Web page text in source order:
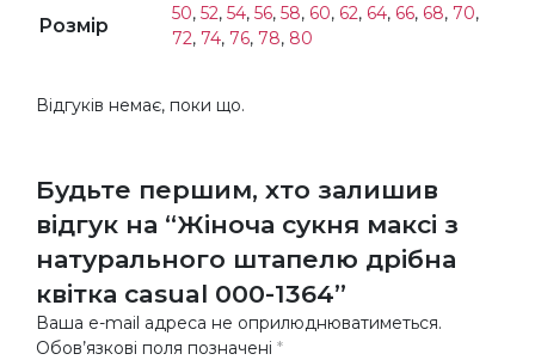
Розмір
50, 52, 54, 56, 58, 60, 62, 64, 66, 68, 70,
72, 74, 76, 78, 80
Відгуків немає, поки що.
Будьте першим, хто залишив
відгук на “Жіноча сукня максі з
натурального штапелю дрібна
квітка casual 000-1364”
Ваша e-mail адреса не оприлюднюватиметься.
Обов’язкові поля позначені *